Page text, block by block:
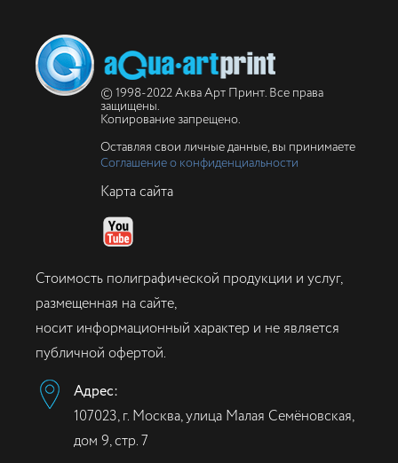
© 1998-2022 Аква Арт Принт. Все права
защищены.
Копирование запрещено.
Оставляя свои личные данные, вы принимаете
Соглашение о конфиденциальности
Карта сайта
Стоимость полиграфической продукции и услуг,
размещенная на сайте,
носит информационный характер и не является
публичной офертой.
Адрес:
107023, г. Москва, улица Малая Семёновская,
дом 9, стр. 7